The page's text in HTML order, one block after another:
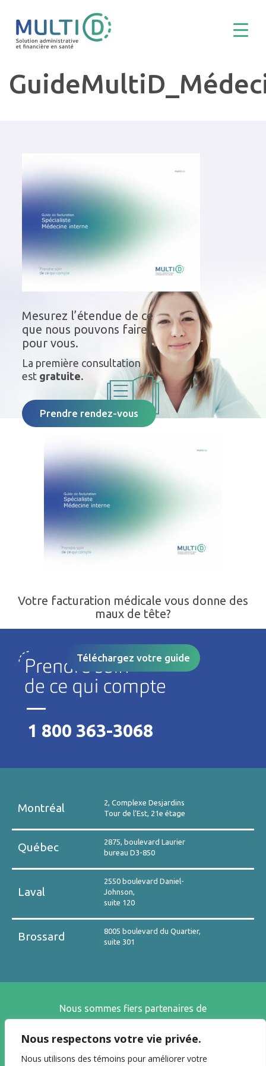
Nous respectons votre vie privée.
Nous utilisons des témoins pour améliorer votre
Mesurez l’étendue de ce
que nous pouvons faire
pour vous.
La première consultation
est gratuite.
Prendre rendez-vous
Votre facturation médicale vous donne des
maux de tête?
Téléchargez votre guide
1 800 363-3068
Montréal
2, Complexe Desjardins
Tour de l’Est, 21e étage
Québec
2875, boulevard Laurier
bureau D3-850
Laval
2550 boulevard Daniel-
Johnson,
suite 120
Brossard
8005 boulevard du Quartier,
suite 301
Nous sommes fiers partenaires de